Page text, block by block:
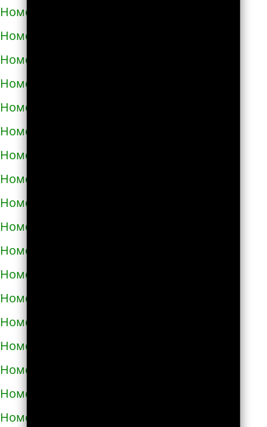
Номера телефонов такси в Теплодаре
Номера телефонов такси в Теребовле
Номера телефонов такси в Терновке
Номера телефонов такси в Тернополе
Номера телефонов такси в Токмаке
Номера телефонов такси в Тростянце
Номера телефонов такси в Трускавце
Номера телефонов такси в Тульчине
Номера телефонов такси в Ужгороде
Номера телефонов такси в Узине
Номера телефонов такси в Украинке
Номера телефонов такси в Умани
Номера телефонов такси в Фастове
Номера телефонов такси в Харькове
Номера телефонов такси в Херсоне
Номера телефонов такси в Хмельнике
Номера телефонов такси в Хмельницком
Номера телефонов такси в Хороле